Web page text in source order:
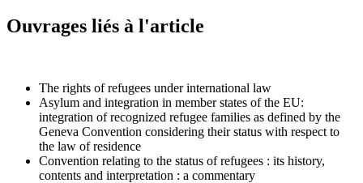
Ouvrages liés à l'article
The rights of refugees under international law
Asylum and integration in member states of the EU:
integration of recognized refugee families as defined by the
Geneva Convention considering their status with respect to
the law of residence
Convention relating to the status of refugees : its history,
contents and interpretation : a commentary